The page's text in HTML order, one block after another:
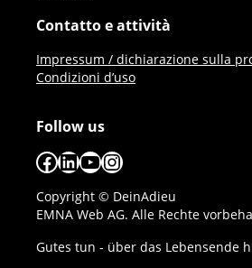
Contatto e attività
Impressum / dichiarazione sulla
Condizioni d’uso
Follow us
Facebook
LinkedIn
YouTube
Instagram
Copyright © DeinAdieu
EMNA Web AG. Alle Rechte
Gutes tun - über das Lebensende